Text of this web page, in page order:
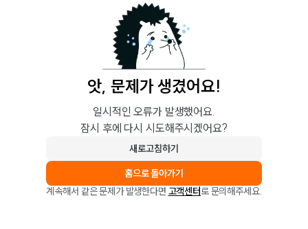
앗, 문제가 생겼어요!
일시적인 오류가 발생했어요.
잠시 후에 다시 시도해주시겠어요?
새로고침하기
홈으로 돌아가기
계속해서 같은 문제가 발생한다면 고객센터로 문의해주세요.